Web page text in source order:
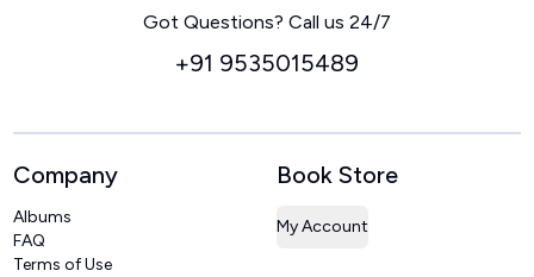
Got Questions? Call us 24/7
+91 9535015489
Company
Albums
FAQ
Terms of Use
Book Store
My Account